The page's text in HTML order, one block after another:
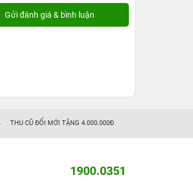
THU CŨ ĐỔI MỚI TẶNG 4.000.000Đ
1900.0351